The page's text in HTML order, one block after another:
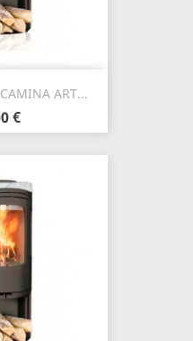
ART...
€